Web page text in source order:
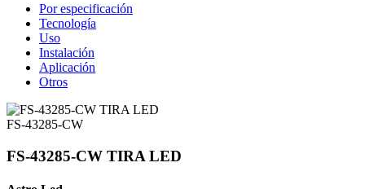
Por especificación
Tecnología
Uso
Instalación
Aplicación
Otros
FS-43285-CW
FS-43285-CW TIRA LED